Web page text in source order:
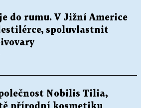
do rumu. V Jižní Americe
spoluvlastnit
Nobilis Tilia,
přírodní kosmetiku